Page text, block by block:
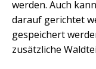
werden. Auch
darauf gerichtet
gespeichert
zusätzliche